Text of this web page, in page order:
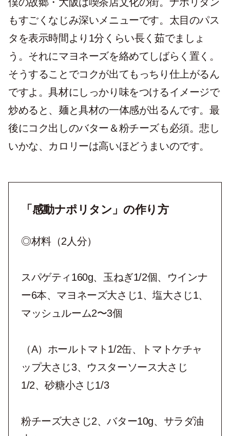
もすごくなじみ深いメニューです。太目のパス
タを表示時間より1分くらい長く茹でましょ
う。それにマヨネーズを絡めてしばらく置く。
そうすることでコクが出てもっちり仕上がるん
ですよ。具材にしっかり味をつけるイメージで
炒めると、麺と具材の一体感が出るんです。最
後にコク出しのバター＆粉チーズも必須。悲し
いかな、カロリーは高いほどうまいのです。
「感動ナポリタン」の作り方
◎材料（2人分）
スパゲティ160g、玉ねぎ1/2個、ウインナ
ー6本、マヨネーズ大さじ1、塩大さじ1、
マッシュルーム2〜3個
（A）ホールトマト1/2缶、トマトケチャ
ップ大さじ3、ウスターソース大さじ
1/2、砂糖小さじ1/3
粉チーズ大さじ2、バター10g、サラダ油